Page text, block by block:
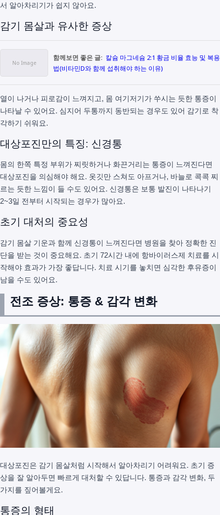
서 알아차리기가 쉽지 않아요.
감기 몸살과 유사한 증상
함께보면 좋은 글: 칼슘 마그네슘 2:1 황금 비율 효능 및 복용
법(비타민D와 함께 섭취해야 하는 이유)
열이 나거나 피로감이 느껴지고, 몸 여기저기가 쑤시는 듯한 통증이
나타날 수 있어요. 심지어 두통까지 동반되는 경우도 있어 감기로 착
각하기 쉬워요.
대상포진만의 특징: 신경통
몸의 한쪽 특정 부위가 찌릿하거나 화끈거리는 통증이 느껴진다면
대상포진을 의심해야 해요. 옷깃만 스쳐도 아프거나, 바늘로 콕콕 찌
르는 듯한 느낌이 들 수도 있어요. 신경통은 보통 발진이 나타나기
2~3일 전부터 시작되는 경우가 많아요.
초기 대처의 중요성
감기 몸살 기운과 함께 신경통이 느껴진다면 병원을 찾아 정확한 진
단을 받는 것이 중요해요. 초기 72시간 내에 항바이러스제 치료를 시
작해야 효과가 가장 좋답니다. 치료 시기를 놓치면 심각한 후유증이
남을 수도 있어요.
전조 증상: 통증 & 감각 변화
대상포진은 감기 몸살처럼 시작해서 알아차리기 어려워요. 초기 증
상을 잘 알아두면 빠르게 대처할 수 있답니다. 통증과 감각 변화, 두
가지를 짚어볼게요.
통증의 형태